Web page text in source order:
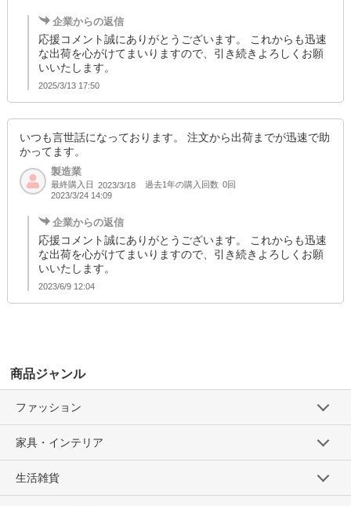
企業からの返信
応援コメント誠にありがとうございます。 これからも迅速
な出荷を心がけてまいりますので、引き続きよろしくお願
いいたします。
2025/3/13 17:50
いつも言世話になっております。 注文から出荷までが迅速で助
かってます。
製造業
最終購入日 2023/3/18 過去1年の購入回数 0回
2023/3/24 14:09
企業からの返信
応援コメント誠にありがとうございます。 これからも迅速
な出荷を心がけてまいりますので、引き続きよろしくお願
いいたします。
2023/6/9 12:04
商品ジャンル
ファッション
家具・インテリア
生活雑貨